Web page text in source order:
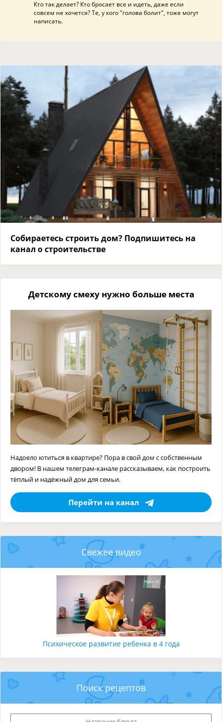
Кто так делает? Кто бросает все и идеть, даже если
совсем не хочется? Те, у кого "голова болит", тоже могут
написать.
Собираетесь строить дом? Подпишитесь на
канал о строительстве
Детскому смеху нужно больше места
Надоело ютиться в квартире? Пора в свой дом с собственным
двором! В нашем телеграм-канале рассказываем, как построить
тёплый и надёжный дом для семьи.
Перейти на канал
Свежее видео
Психическое развитие ребенка в 4 года
Поиск рецептов